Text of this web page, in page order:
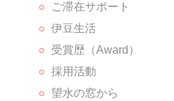
ご滞在サポート
伊豆生活
受賞歴（Award）
採用活動
望水の窓から